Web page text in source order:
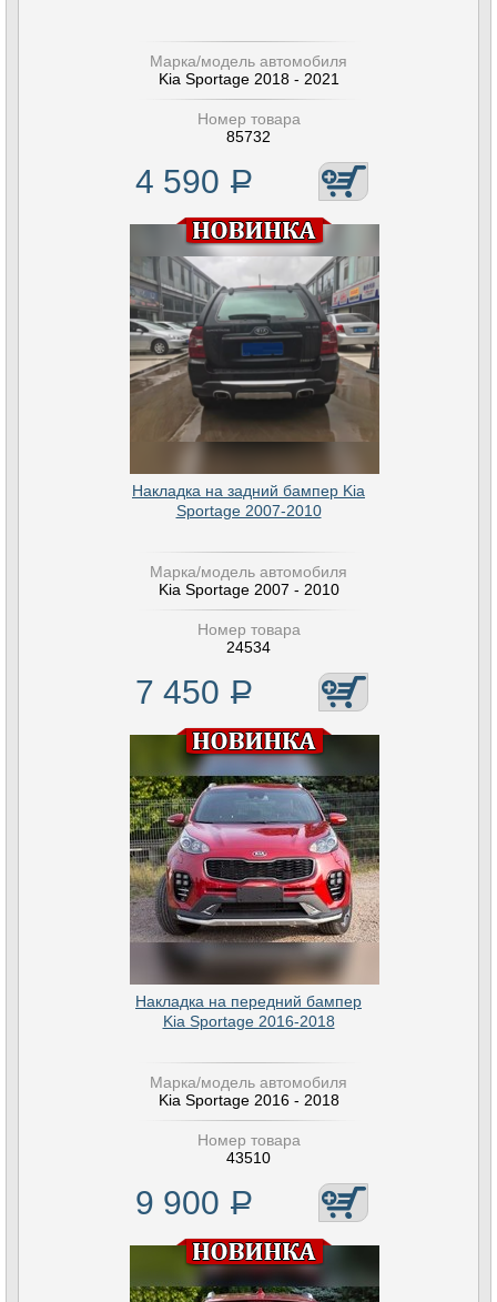
Марка/модель автомобиля
Kia Sportage 2018 - 2021
Номер товара
85732
4 590 Р
Накладка на задний бампер Kia
Sportage 2007-2010
Марка/модель автомобиля
Kia Sportage 2007 - 2010
Номер товара
24534
7 450 Р
Накладка на передний бампер
Kia Sportage 2016-2018
Марка/модель автомобиля
Kia Sportage 2016 - 2018
Номер товара
43510
9 900 Р